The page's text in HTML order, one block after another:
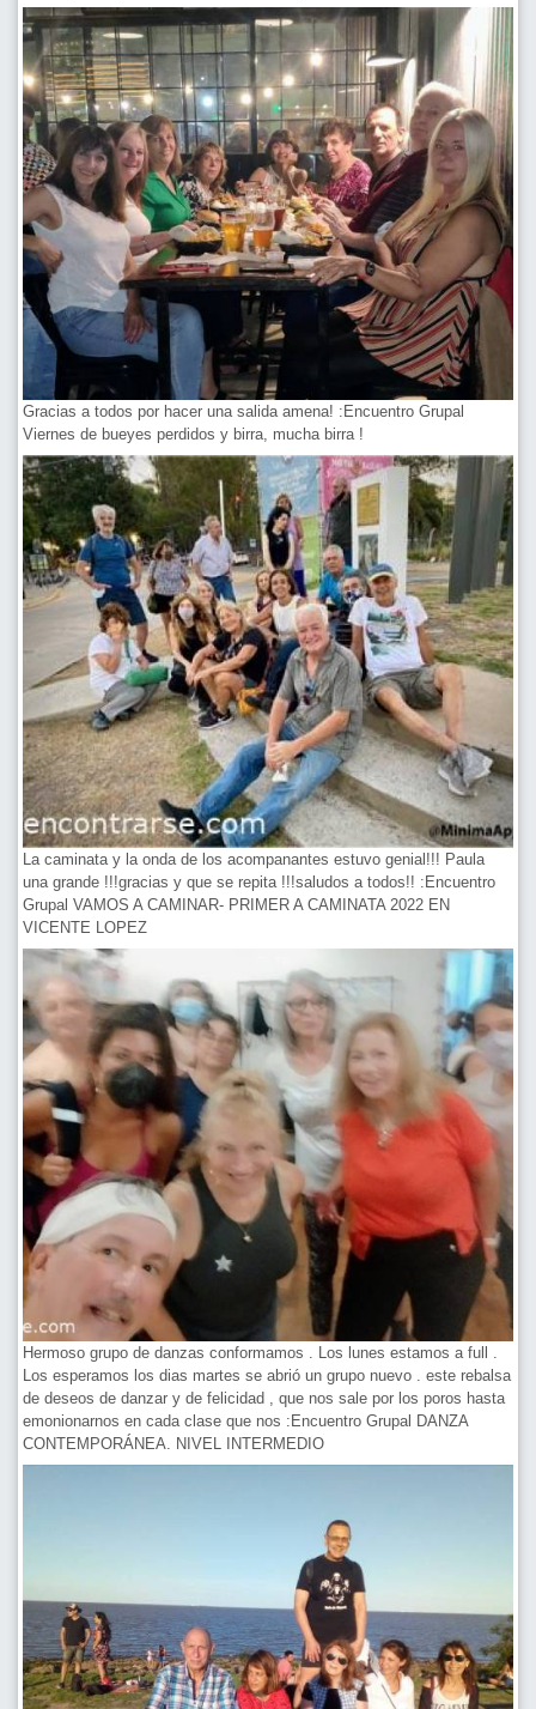
Gracias a todos por hacer una salida amena! :Encuentro Grupal
Viernes de bueyes perdidos y birra, mucha birra !
La caminata y la onda de los acompanantes estuvo genial!!! Paula
una grande !!!gracias y que se repita !!!saludos a todos!! :Encuentro
Grupal VAMOS A CAMINAR- PRIMER A CAMINATA 2022 EN
VICENTE LOPEZ
Hermoso grupo de danzas conformamos . Los lunes estamos a full .
Los esperamos los dias martes se abrió un grupo nuevo . este rebalsa
de deseos de danzar y de felicidad , que nos sale por los poros hasta
emonionarnos en cada clase que nos :Encuentro Grupal DANZA
CONTEMPORÁNEA. NIVEL INTERMEDIO